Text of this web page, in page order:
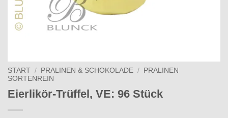
START / PRALINEN & SCHOKOLADE /
PRALINEN
SORTENREIN
Eierlikör-Trüffel, VE: 96 Stück